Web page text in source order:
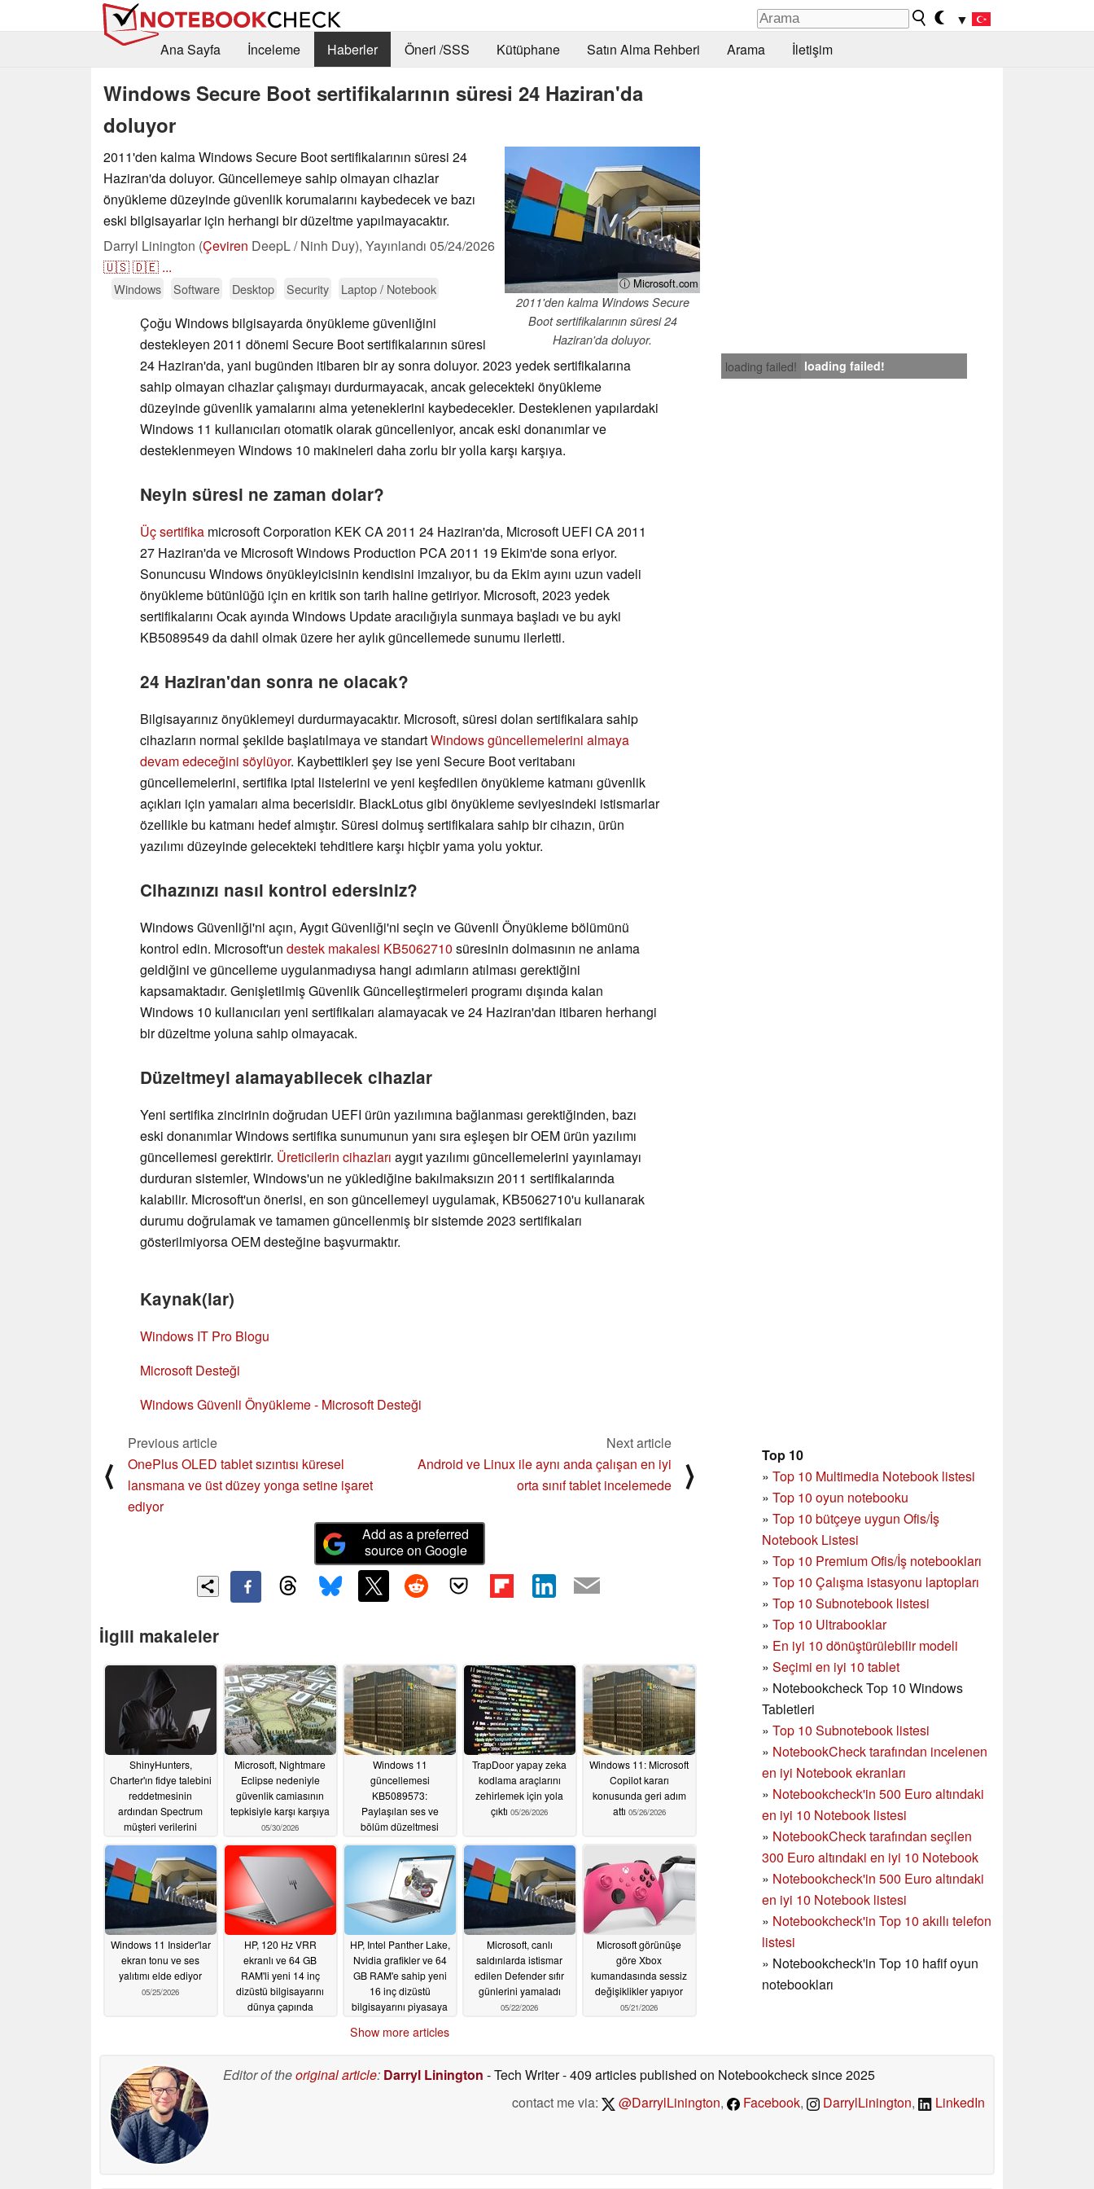
▼
Ana Sayfa
İnceleme Haberler Öneri /SSS Kütüphane Satın Alma Rehberi Arama İletişim
Windows Secure Boot sertifikalarının süresi 24 Haziran'da
doluyor
ⓘ Microsoft.com
2011'den kalma Windows Secure
Boot sertifikalarının süresi 24
Haziran'da doluyor.
2011'den kalma Windows Secure Boot sertifikalarının süresi 24
Haziran'da doluyor. Güncellemeye sahip olmayan cihazlar
önyükleme düzeyinde güvenlik korumalarını kaybedecek ve bazı
eski bilgisayarlar için herhangi bir düzeltme yapılmayacaktır.
Darryl Linington (Çeviren DeepL / Ninh Duy), Yayınlandı 05/24/2026
🇺🇸🇩🇪 ...
Windows Software Desktop Security Laptop / Notebook
loading failed! loading failed!
Çoğu Windows bilgisayarda önyükleme güvenliğini
destekleyen 2011 dönemi Secure Boot sertifikalarının süresi
24 Haziran'da, yani bugünden itibaren bir ay sonra doluyor. 2023 yedek sertifikalarına
sahip olmayan cihazlar çalışmayı durdurmayacak, ancak gelecekteki önyükleme
düzeyinde güvenlik yamalarını alma yeteneklerini kaybedecekler. Desteklenen yapılardaki
Windows 11 kullanıcıları otomatik olarak güncelleniyor, ancak eski donanımlar ve
desteklenmeyen Windows 10 makineleri daha zorlu bir yolla karşı karşıya.
Neyin süresi ne zaman dolar?
Üç sertifika microsoft Corporation KEK CA 2011 24 Haziran'da, Microsoft UEFI CA 2011
27 Haziran'da ve Microsoft Windows Production PCA 2011 19 Ekim'de sona eriyor.
Sonuncusu Windows önyükleyicisinin kendisini imzalıyor, bu da Ekim ayını uzun vadeli
önyükleme bütünlüğü için en kritik son tarih haline getiriyor. Microsoft, 2023 yedek
sertifikalarını Ocak ayında Windows Update aracılığıyla sunmaya başladı ve bu ayki
KB5089549 da dahil olmak üzere her aylık güncellemede sunumu ilerletti.
24 Haziran'dan sonra ne olacak?
Bilgisayarınız önyüklemeyi durdurmayacaktır. Microsoft, süresi dolan sertifikalara sahip
cihazların normal şekilde başlatılmaya ve standartWindows güncellemelerini almaya
devam edeceğini söylüyor. Kaybettikleri şey ise yeni Secure Boot veritabanı
güncellemelerini, sertifika iptal listelerini ve yeni keşfedilen önyükleme katmanı güvenlik
açıkları için yamaları alma becerisidir. BlackLotus gibi önyükleme seviyesindeki istismarlar
özellikle bu katmanı hedef almıştır. Süresi dolmuş sertifikalara sahip bir cihazın, ürün
yazılımı düzeyinde gelecekteki tehditlere karşı hiçbir yama yolu yoktur.
Cihazınızı nasıl kontrol edersiniz?
Windows Güvenliği'ni açın, Aygıt Güvenliği'ni seçin ve Güvenli Önyükleme bölümünü
kontrol edin. Microsoft'un destek makalesi KB5062710 süresinin dolmasının ne anlama
geldiğini ve güncelleme uygulanmadıysa hangi adımların atılması gerektiğini
kapsamaktadır. Genişletilmiş Güvenlik Güncelleştirmeleri programı dışında kalan
Windows 10 kullanıcıları yeni sertifikaları alamayacak ve 24 Haziran'dan itibaren herhangi
bir düzeltme yoluna sahip olmayacak.
Düzeltmeyi alamayabilecek cihazlar
Yeni sertifika zincirinin doğrudan UEFI ürün yazılımına bağlanması gerektiğinden, bazı
eski donanımlar Windows sertifika sunumunun yanı sıra eşleşen bir OEM ürün yazılımı
güncellemesi gerektirir. Üreticilerin cihazları aygıt yazılımı güncellemelerini yayınlamayı
durduran sistemler, Windows'un ne yüklediğine bakılmaksızın 2011 sertifikalarında
kalabilir. Microsoft'un önerisi, en son güncellemeyi uygulamak, KB5062710'u kullanarak
durumu doğrulamak ve tamamen güncellenmiş bir sistemde 2023 sertifikaları
gösterilmiyorsa OEM desteğine başvurmaktır.
Kaynak(lar)
Windows IT Pro Blogu
Microsoft Desteği
Windows Güvenli Önyükleme - Microsoft Desteği
Top 10
» Top 10 Multimedia Notebook listesi
» Top 10 oyun notebooku
» Top 10 bütçeye uygun Ofis/İş
Notebook Listesi
» Top 10 Premium Ofis/İş notebookları
» Top 10 Çalışma istasyonu laptopları
» Top 10 Subnotebook listesi
» Top 10 Ultrabooklar
» En iyi 10 dönüştürülebilir modeli
» Seçimi en iyi 10 tablet
» Notebookcheck Top 10 Windows
Tabletleri
» Top 10 Subnotebook listesi
» NotebookCheck tarafından incelenen
en iyi Notebook ekranları
» Notebookcheck'in 500 Euro altındaki
en iyi 10 Notebook listesi
» NotebookCheck tarafından seçilen
300 Euro altındaki en iyi 10 Notebook
» Notebookcheck'in 500 Euro altındaki
en iyi 10 Notebook listesi
» Notebookcheck'in Top 10 akıllı telefon
listesi
» Notebookcheck'in Top 10 hafif oyun
notebookları
⟨
Previous article
OnePlus OLED tablet sızıntısı küresel
lansmana ve üst düzey yonga setine işaret
ediyor
Next article
Android ve Linux ile aynı anda çalışan en iyi
orta sınıf tablet incelemede
⟩
Add as a preferred
source on Google
İlgili makaleler
ShinyHunters,
Charter'ın fidye talebini
reddetmesinin
ardından Spectrum
müşteri verilerini
06/02/2026
Microsoft, Nightmare
Eclipse nedeniyle
güvenlik camiasının
tepkisiyle karşı karşıya
05/30/2026
Windows 11
güncellemesi
KB5089573:
Paylaşılan ses ve
bölüm düzeltmesi
05/27/2026
TrapDoor yapay zeka
kodlama araçlarını
zehirlemek için yola
çıktı 05/26/2026
Windows 11: Microsoft
Copilot kararı
konusunda geri adım
attı 05/26/2026
Windows 11 Insider'lar
ekran tonu ve ses
yalıtımı elde ediyor
05/25/2026
HP, 120 Hz VRR
ekranlı ve 64 GB
RAM'li yeni 14 inç
dizüstü bilgisayarını
dünya çapında
HP, Intel Panther Lake,
Nvidia grafikler ve 64
GB RAM'e sahip yeni
16 inç dizüstü
bilgisayarını piyasaya
Microsoft, canlı
saldırılarda istismar
edilen Defender sıfır
günlerini yamaladı
05/22/2026
Microsoft görünüşe
göre Xbox
kumandasında sessiz
değişiklikler yapıyor
05/21/2026
Show more articles
Editor of theoriginal article: Darryl Linington - Tech Writer- 409 articles published on Notebookchecksince 2025
contact me via:
@DarrylLinington, Facebook, DarrylLinington, LinkedIn